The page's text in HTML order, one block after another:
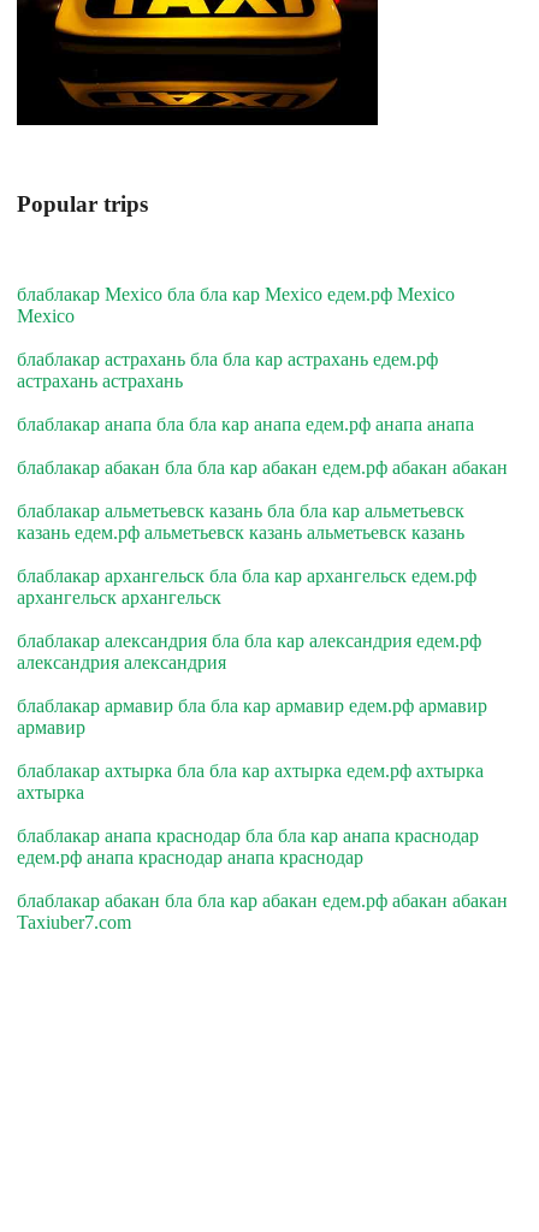
Popular trips
блаблакар Mexico бла бла кар Mexico едем.рф Mexico
Mexico
блаблакар астрахань бла бла кар астрахань едем.рф
астрахань астрахань
блаблакар анапа бла бла кар анапа едем.рф анапа анапа
блаблакар абакан бла бла кар абакан едем.рф абакан абакан
блаблакар альметьевск казань бла бла кар альметьевск
казань едем.рф альметьевск казань альметьевск казань
блаблакар архангельск бла бла кар архангельск едем.рф
архангельск архангельск
блаблакар александрия бла бла кар александрия едем.рф
александрия александрия
блаблакар армавир бла бла кар армавир едем.рф армавир
армавир
блаблакар ахтырка бла бла кар ахтырка едем.рф ахтырка
ахтырка
блаблакар анапа краснодар бла бла кар анапа краснодар
едем.рф анапа краснодар анапа краснодар
блаблакар абакан бла бла кар абакан едем.рф абакан абакан
Taxiuber7.com